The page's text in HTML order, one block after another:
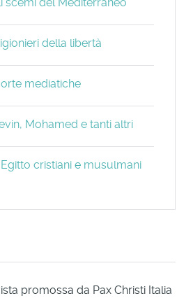
della libertà
mediatiche
Mohamed e tanti altri
cristiani e musulmani
promossa da Pax Christi Italia